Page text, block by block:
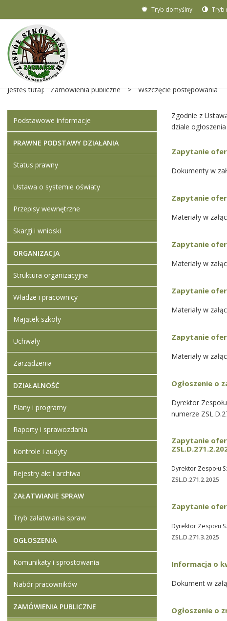
Tryb domyślny Tryb
Jesteś tutaj: Zamówienia publiczne > Wszczęcie postępowania
Zgodnie z
dziale
Zapytanie
Dokumenty w
Zapytanie
Materiały w
Zapytanie
Materiały w
Zapytanie
Materiały w
Zapytanie
Materiały w
Ogłoszenie o
Dyrektor
numerze
Zapytanie
Dyrektor Zespołu
ZSL.D.271.2.2025
Zapytanie
Dyrektor Zespołu
ZSL.D.271.3.2025
Informacja o
Dokument w
Ogłoszenie o
Podstawowe informacje
PRAWNE PODSTAWY DZIAŁANIA
Status prawny
Ustawa o systemie oświaty
Przepisy wewnętrzne
Skargi i wnioski
ORGANIZACJA
Struktura organizacyjna
Władze i pracownicy
Majątek szkoły
Uchwały
Zarządzenia
DZIAŁALNOŚĆ
Plany i programy
Raporty i sprawozdania
Kontrole i audyty
Rejestry akt i archiwa
ZAŁATWIANIE SPRAW
Tryb załatwiania spraw
OGŁOSZENIA
Komunikaty i sprostowania
Nabór pracowników
ZAMÓWIENIA PUBLICZNE